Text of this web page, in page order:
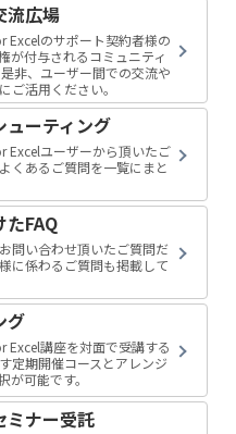
流広場
Excelのサポート契約者様の
が付与されるコミュニティ
非、ユーザー間での交流や
ご活用ください。
ューティング
Excelユーザーから頂いたご
くあるご質問を一覧にまと
たFAQ
問い合わせ頂いたご質問だ
に係わるご質問も掲載して
グ
Excel講座を対面で受講する
定期開催コースとアレンジ
が可能です。
ミナー受託